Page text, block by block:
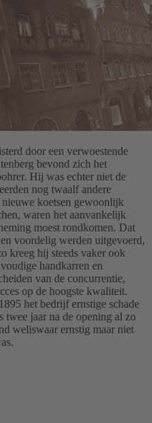
door een verwoestende
bevond zich het
Hij was echter niet de
nog twaalf andere
koetsen gewoonlijk
waren het aanvankelijk
moest rondkomen. Dat
voordelig werden uitgevoerd,
kreeg hij steeds vaker ook
handkarren en
van de concurrentie,
op de hoogste kwaliteit.
het bedrijf ernstige schade
jaar na de opening al zo
weliswaar ernstig maar niet